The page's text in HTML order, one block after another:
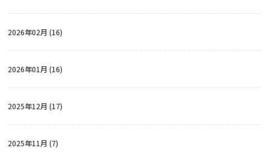
2026年02月 (16)
2026年01月 (16)
2025年12月 (17)
2025年11月 (7)